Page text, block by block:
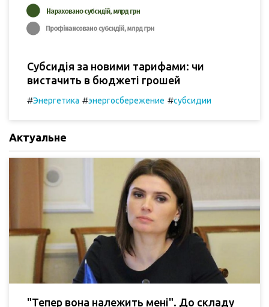
Субсидія за новими тарифами: чи
вистачить в бюджеті грошей
#Энергетика #энергосбережение #субсидии
Актуальне
"Тепер вона належить мені". До складу